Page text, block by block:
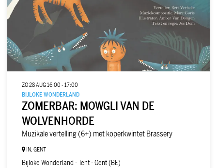
ZOMERBAR: MOWGLI VAN DE
WOLVENHORDE
Muzikale vertelling (6+) met koperkwintet Brassery
BIJLOKE WONDERLAND
ZO 28 AUG16:00 - 17:00
IN, GENT
Bijloke Wonderland - Tent - Gent (BE)